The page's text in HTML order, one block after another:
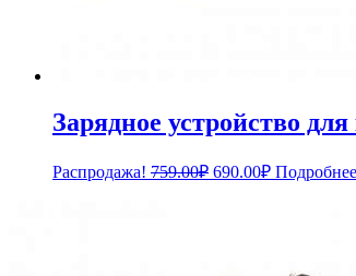
Зарядное устройство
Распродажа! 759.00₽ Первоначальная
690.00₽Текущая
цена:
Подробнее